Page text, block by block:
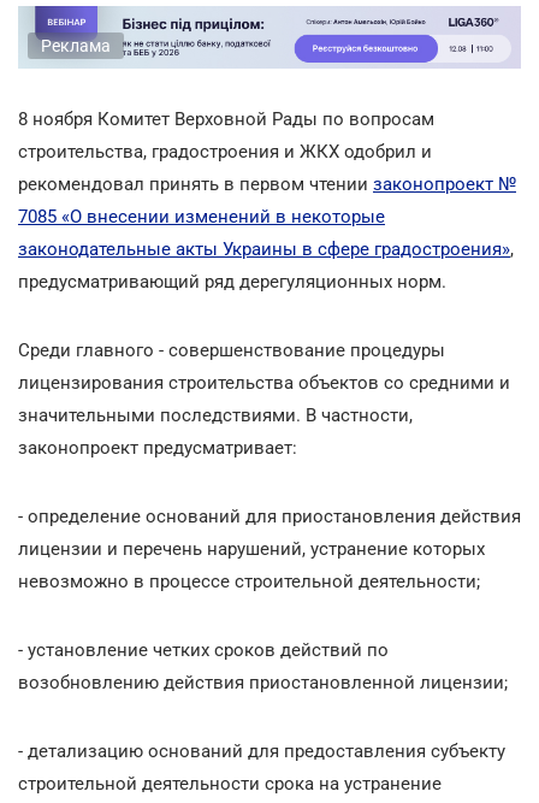
Реклама
8 ноября Комитет Верховной Рады по вопросам
строительства, градостроения и ЖКХ одобрил и
рекомендовал принять в первом чтении законопроект №
7085 «О внесении изменений в некоторые
законодательные акты Украины в сфере градостроения»,
предусматривающий ряд дерегуляционных норм.
Среди главного - совершенствование процедуры
лицензирования строительства объектов со средними и
значительными последствиями. В частности,
законопроект предусматривает:
- определение оснований для приостановления действия
лицензии и перечень нарушений, устранение которых
невозможно в процессе строительной деятельности;
- установление четких сроков действий по
возобновлению действия приостановленной лицензии;
- детализацию оснований для предоставления субъекту
строительной деятельности срока на устранение